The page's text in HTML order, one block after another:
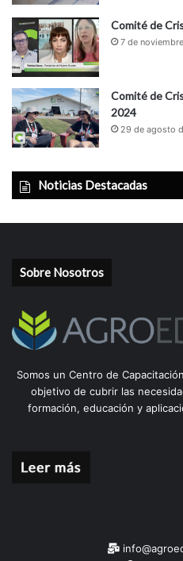
Comité de
7 de
Comité de
2024
29 de agosto
Noticias Destacadas
Sobre Nosotros
Somos un Centro de
objetivo de cubrir las
formación, educación y